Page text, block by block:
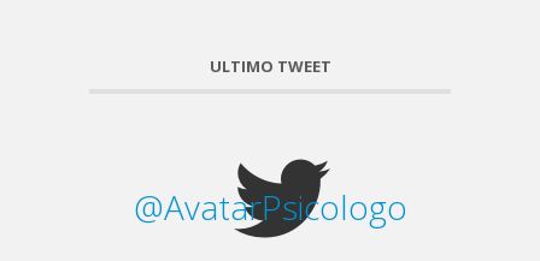
ULTIMO TWEET
@AvatarPsicologo